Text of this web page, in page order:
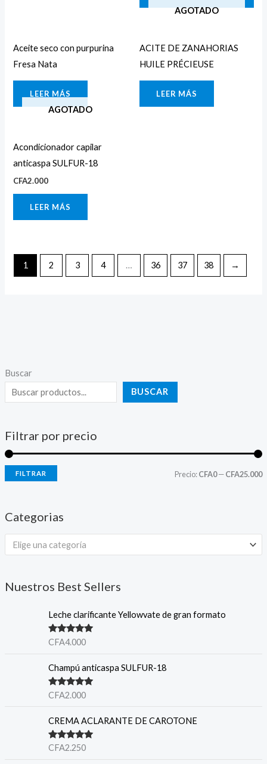
Buscar
BUSCAR
Filtrar por precio
FILTRAR Precio:CFA0—CFA25.000
Categorias
Elige una categoría
Nuestros Best Sellers
Leche clarificante Yellowvate de gran formato
Note5.00
CFA4.000
Champú anticaspa SULFUR-18
Note5.00
CFA2.000
CREMA ACLARANTE DE CAROTONE
Note5.00
CFA2.250
Aceite seco con purpurina
Fresa Nata
LEER MÁS
AGOTADO
ACITE DE ZANAHORIAS
HUILE PRÉCIEUSE
LEER MÁS
AGOTADO
Acondicionador capilar
anticaspa SULFUR-18
CFA2.000
LEER MÁS
1 2 3 4 … 36 37 38 →